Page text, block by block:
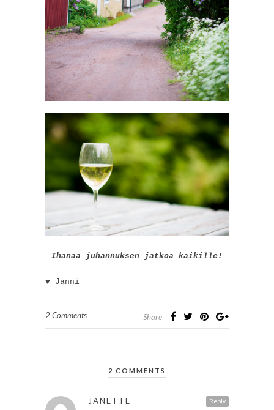
Ihanaa juhannuksen jatkoa kaikille!
♥ Janni
2 Comments Share
2 COMMENTS
Reply
JANETTE